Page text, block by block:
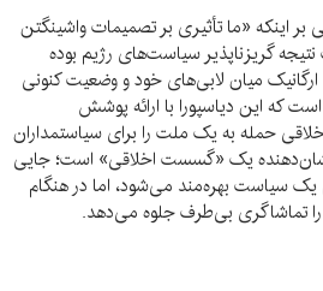
بر اینکه «ما تأثیری بر تصمیمات واشینگتن
گریزناپذیر سیاست‌های رژیم بوده
میان لابی‌های خود و وضعیت کنونی
که این دیاسپورا با ارائه پوشش
حمله به یک ملت را برای سیاستمداران
نشان‌دهنده یک «گسست اخلاقی» است؛ جایی
یک سیاست بهره‌مند می‌شود، اما در هنگام
را تماشاگری بی‌طرف جلوه می‌دهد.